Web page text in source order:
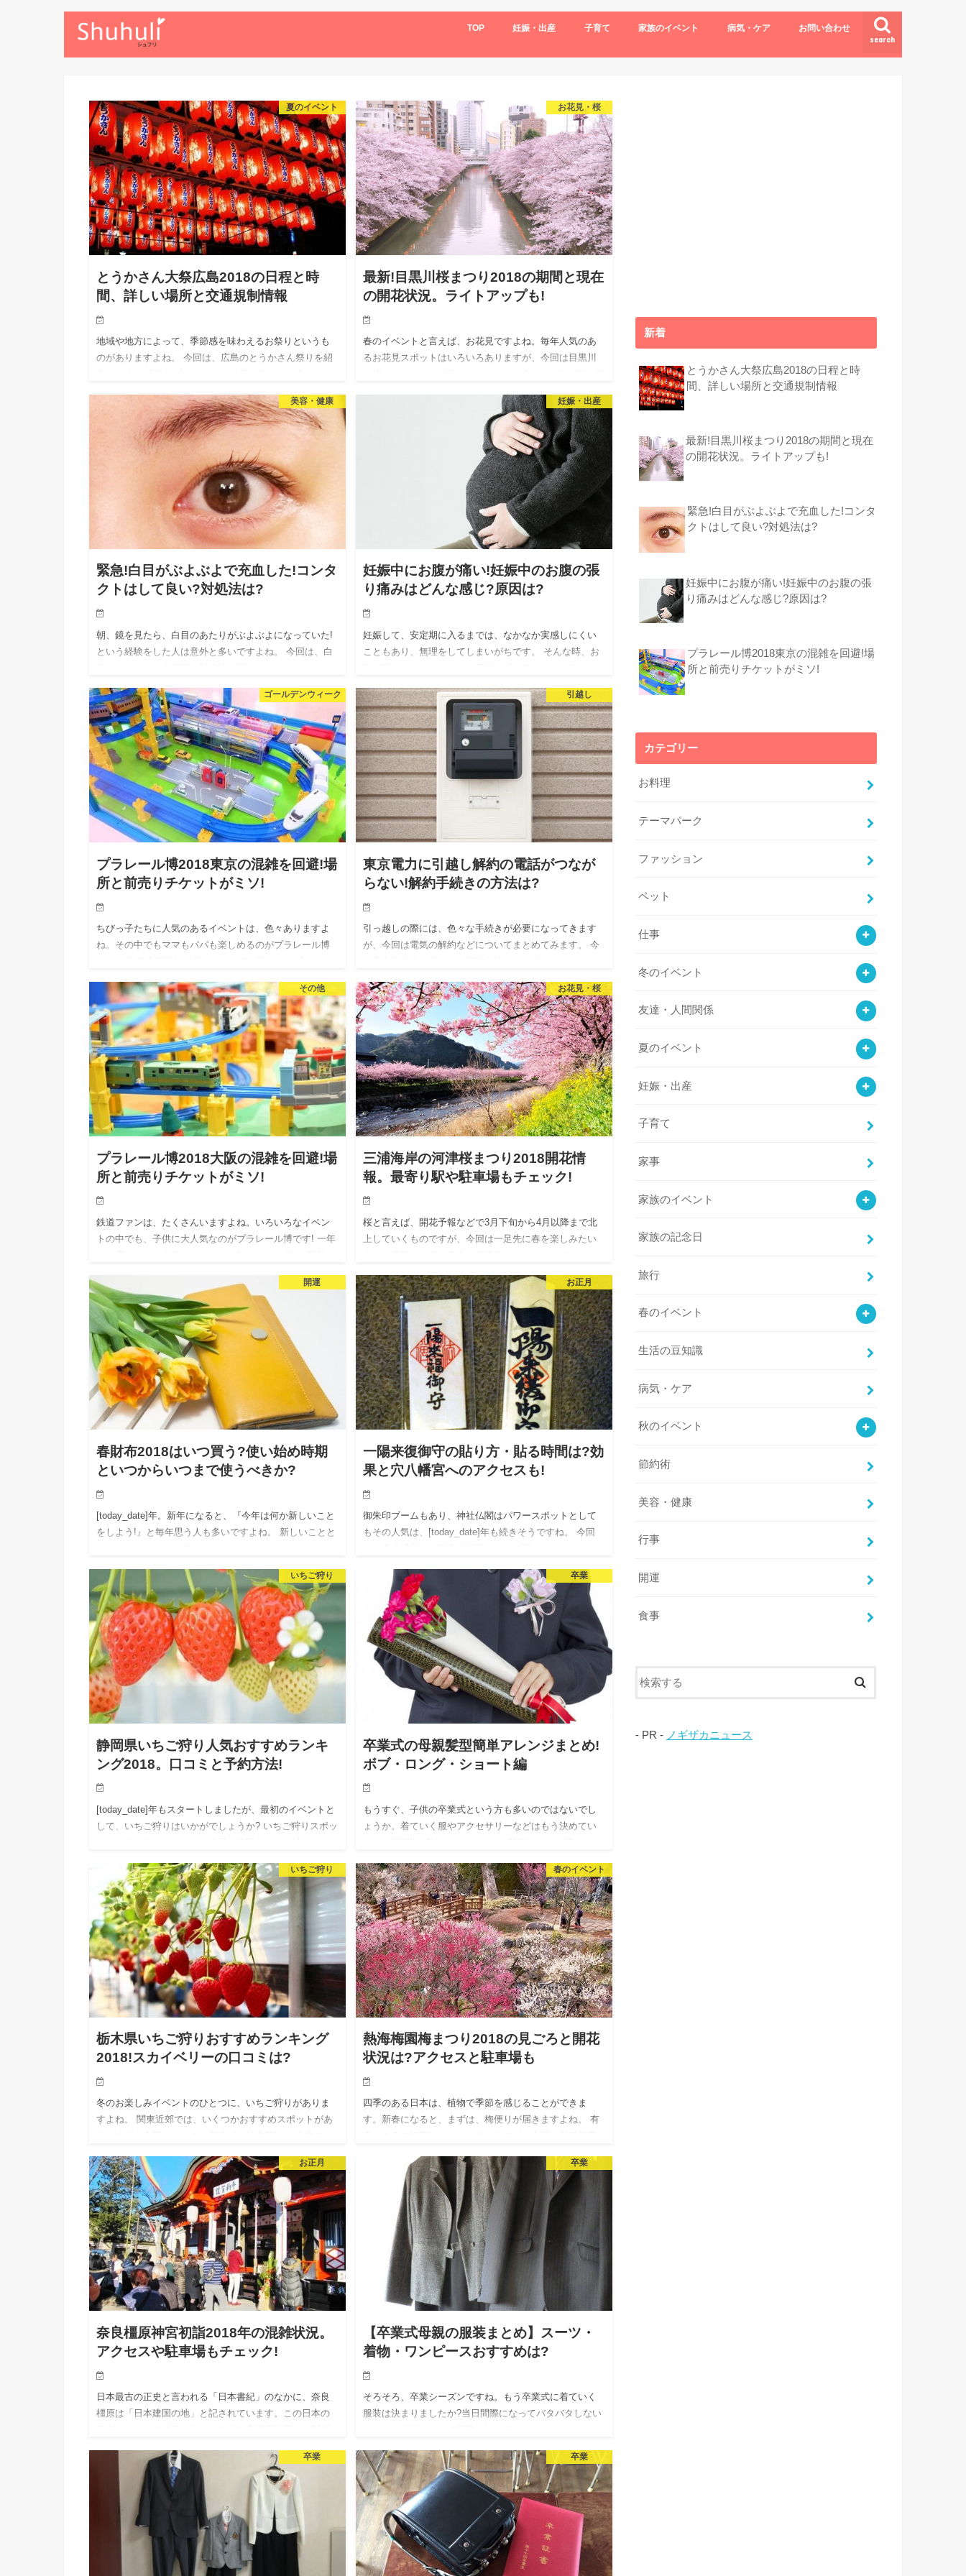
search
TOP 妊娠・出産 子育て 家族のイベント 病気・ケア お問い合わせ
夏のイベント
とうかさん大祭広島2018の日程と時
間、詳しい場所と交通規制情報
地域や地方によって、季節感を味わえるお祭りというも
のがありますよね。 今回は、広島のとうかさん祭りを紹
お花見・桜
最新!目黒川桜まつり2018の期間と現在
の開花状況。ライトアップも!
春のイベントと言えば、お花見ですよね。毎年人気のあ
るお花見スポットはいろいろありますが、今回は目黒川
美容・健康
緊急!白目がぶよぶよで充血した!コンタ
クトはして良い?対処法は?
朝、鏡を見たら、白目のあたりがぶよぶよになっていた!
という経験をした人は意外と多いですよね。 今回は、白
ね?そのあたりも…
妊娠・出産
妊娠中にお腹が痛い!妊娠中のお腹の張
り痛みはどんな感じ?原因は?
妊娠して、安定期に入るまでは、なかなか実感しにくい
こともあり、無理をしてしまいがちです。 そんな時、お
ています。 今回は…
ゴールデンウィーク
プラレール博2018東京の混雑を回避!場
所と前売りチケットがミソ!
ちびっ子たちに人気のあるイベントは、色々ありますよ
ね。その中でもママもパパも楽しめるのがプラレール博
調べて…
引越し
東京電力に引越し解約の電話がつなが
らない!解約手続きの方法は?
引っ越しの際には、色々な手続きが必要になってきます
が、今回は電気の解約などについてまとめてみます。 今
越しに関して、電気…
その他
プラレール博2018大阪の混雑を回避!場
所と前売りチケットがミソ!
鉄道ファンは、たくさんいますよね。いろいろなイベン
トの中でも、子供に大人気なのがプラレール博です! 一年
お花見・桜
三浦海岸の河津桜まつり2018開花情
報。最寄り駅や駐車場もチェック!
桜と言えば、開花予報などで3月下旬から4月以降まで北
上していくものですが、今回は一足先に春を楽しみたい
伊豆を思い浮かべ…
開運
春財布2018はいつ買う?使い始め時期
といつからいつまで使うべきか?
[today_date]年。新年になると、『今年は何か新しいこと
をしよう!』と毎年思う人も多いですよね。 新しいことと
お正月
一陽来復御守の貼り方・貼る時間は?効
果と穴八幡宮へのアクセスも!
御朱印ブームもあり、神社仏閣はパワースポットとして
もその人気は、[today_date]年も続きそうですね。 今回
いちご狩り
静岡県いちご狩り人気おすすめランキ
ング2018。口コミと予約方法!
[today_date]年もスタートしましたが、最初のイベントと
して、いちご狩りはいかがでしょうか? いちご狩りスポッ
卒業
卒業式の母親髪型簡単アレンジまとめ!
ボブ・ロング・ショート編
もうすぐ、子供の卒業式という方も多いのではないでし
ょうか。着ていく服やアクセサリーなどはもう決めてい
らっても良いので…
いちご狩り
栃木県いちご狩りおすすめランキング
2018!スカイベリーの口コミは?
冬のお楽しみイベントのひとつに、いちご狩りがありま
すよね。 関東近郊では、いくつかおすすめスポットがあ
ち…
春のイベント
熱海梅園梅まつり2018の見ごろと開花
状況は?アクセスと駐車場も
四季のある日本は、植物で季節を感じることができま
す。新春になると、まずは、梅便りが届きますよね。 有
や、その中でも…
お正月
奈良橿原神宮初詣2018年の混雑状況。
アクセスや駐車場もチェック!
日本最古の正史と言われる「日本書紀」のなかに、奈良
橿原は「日本建国の地」と記されています。この日本の
か。 とは言っても…
卒業
【卒業式母親の服装まとめ】スーツ・
着物・ワンピースおすすめは?
そろそろ、卒業シーズンですね。もう卒業式に着ていく
服装は決まりましたか?当日間際になってバタバタしない
のが良いか、色は何…
卒業 卒業
新着
とうかさん大祭広島2018の日程と時
間、詳しい場所と交通規制情報
最新!目黒川桜まつり2018の期間と現在
の開花状況。ライトアップも!
緊急!白目がぶよぶよで充血した!コンタ
クトはして良い?対処法は?
妊娠中にお腹が痛い!妊娠中のお腹の張
り痛みはどんな感じ?原因は?
プラレール博2018東京の混雑を回避!場
所と前売りチケットがミソ!
カテゴリー
お料理
テーマパーク
ファッション
ペット
仕事
冬のイベント
友達・人間関係
夏のイベント
妊娠・出産
子育て
家事
家族のイベント
家族の記念日
旅行
春のイベント
生活の豆知識
病気・ケア
秋のイベント
節約術
美容・健康
行事
開運
食事
- PR - ノギザカニュース